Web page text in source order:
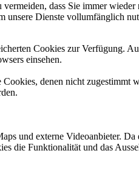
dass Sie immer
unsere Dienste vollumfänglich
Cookies zur Verfügung.
einsehen.
denen nicht
und externe Videoanbieter.
die Funktionalität und das